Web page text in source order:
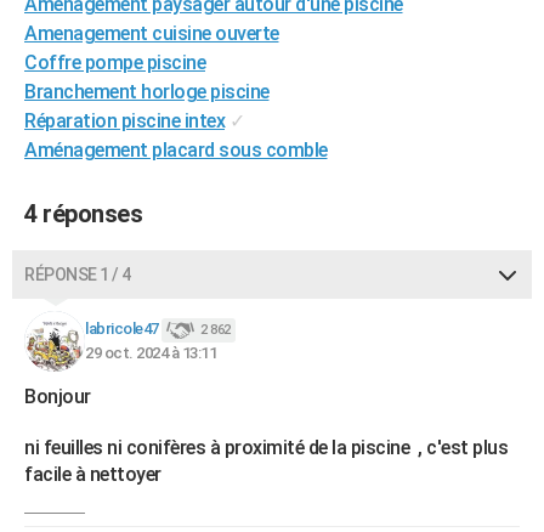
Destinations
City break
Voyage nature
Voyage de noces
Forum
Climat
PHOTO
GUIDES D'ACHAT
BONS PLANS
Carte de Noël
Carte Bonne année
Carte Saint-Valentin
Carte Pâques
Carte d'anniversaire
DICTIONNAIRE
Dictionnaire
Biographies
Citations
Expressions
Proverbes
PROGRAMME TV
COPAINS D'AVANT
S'inscrire
Se connecter
Lycées
Collèges
Primaires
Universités
Entreprises
Service militaire
Avis de recherche
AVIS DE DÉCÈS
Bricolage
Lifestyle
Culture
Sport
Auto
Television
Voyage
Cinema
Amenagement cuisine ouverte
Coffre pompe piscine
Branchement horloge piscine
Réparation piscine intex ✓
Aménagement placard sous comble
4 réponses
RÉPONSE 1 / 4
labricole47 2 862
29 oct. 2024 à 13:11
Bonjour
ni feuilles ni conifères à proximité de la piscine , c'est plus
facile à nettoyer